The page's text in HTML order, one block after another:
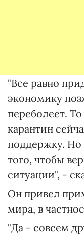
"Все равно
экономику
переболеет.
карантин
поддержку. Но
того, чтобы
ситуации", -
Он привел
мира, в
"Да - совсем